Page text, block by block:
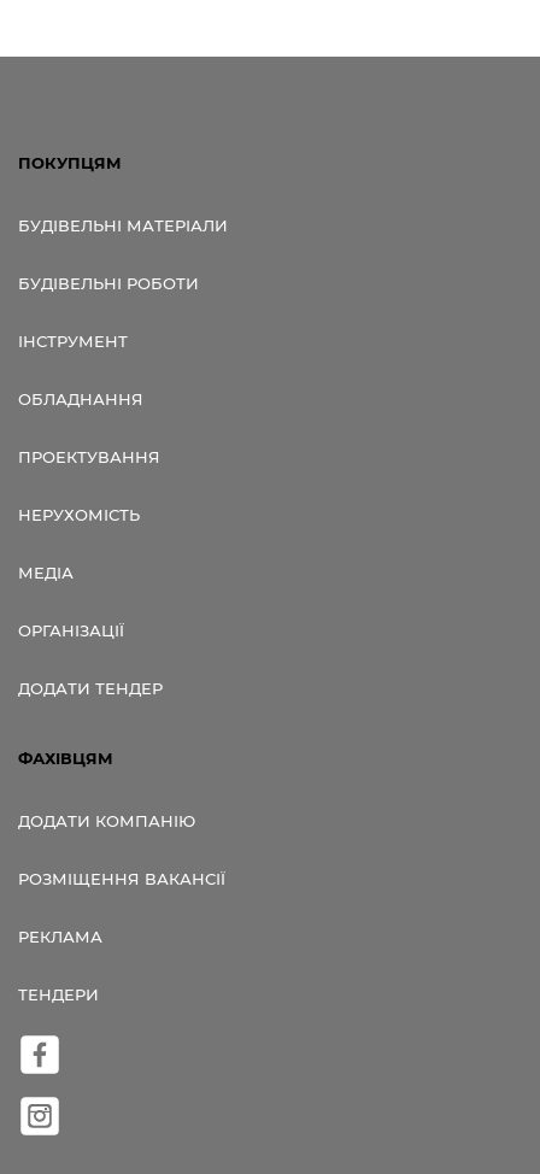
ПОКУПЦЯМ
БУДІВЕЛЬНІ МАТЕРІАЛИ
БУДІВЕЛЬНІ РОБОТИ
ІНСТРУМЕНТ
ОБЛАДНАННЯ
ПРОЕКТУВАННЯ
НЕРУХОМІСТЬ
МЕДІА
ОРГАНІЗАЦІЇ
ДОДАТИ ТЕНДЕР
ФАХІВЦЯМ
ДОДАТИ КОМПАНІЮ
РОЗМІЩЕННЯ ВАКАНСІЇ
РЕКЛАМА
ТЕНДЕРИ